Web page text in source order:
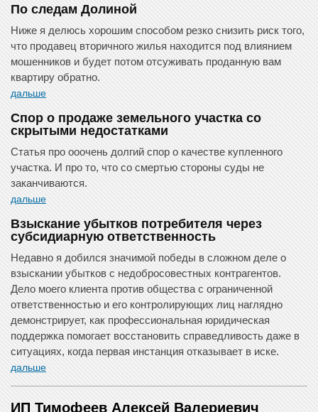
По следам Долиной
Ниже я делюсь хорошим способом резко снизить риск того,
что продавец вторичного жилья находится под влиянием
мошенников и будет потом отсуживать проданную вам
квартиру обратно.
дальше
Спор о продаже земельного участка со
скрытыми недостатками
Статья про ооочень долгий спор о качестве купленного
участка. И про то, что со смертью стороны суды не
заканчиваются.
дальше
Взыскание убытков потребителя через
субсидиарную ответственность
Недавно я добился значимой победы в сложном деле о
взыскании убытков с недобросовестных контрагентов.
Дело моего клиента против общества с ограниченной
ответственностью и его контролирующих лиц наглядно
демонстрирует, как профессиональная юридическая
поддержка помогает восстановить справедливость даже в
ситуациях, когда первая инстанция отказывает в иске.
дальше
ИП Тимофеев Алексей Валериевич